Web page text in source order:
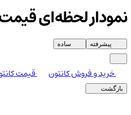
نمودار لحظه‌ای
پیشرفته ساده
خرید و فروش کانتون قیمت
بازگشت